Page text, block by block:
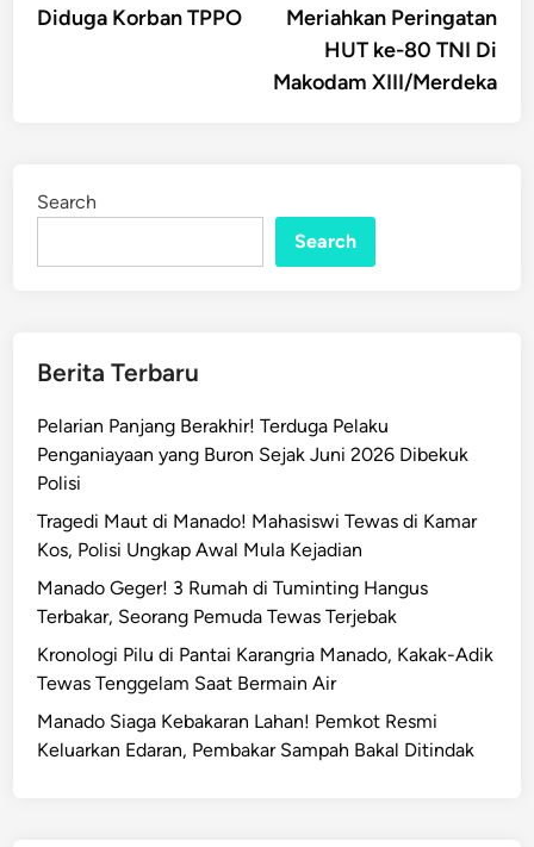
Diduga Korban TPPO
Meriahkan Peringatan
HUT ke-80 TNI Di
Makodam XIII/Merdeka
Search
Search
Berita Terbaru
Pelarian Panjang Berakhir! Terduga Pelaku
Penganiayaan yang Buron Sejak Juni 2026 Dibekuk
Polisi
Tragedi Maut di Manado! Mahasiswi Tewas di Kamar
Kos, Polisi Ungkap Awal Mula Kejadian
Manado Geger! 3 Rumah di Tuminting Hangus
Terbakar, Seorang Pemuda Tewas Terjebak
Kronologi Pilu di Pantai Karangria Manado, Kakak-Adik
Tewas Tenggelam Saat Bermain Air
Manado Siaga Kebakaran Lahan! Pemkot Resmi
Keluarkan Edaran, Pembakar Sampah Bakal Ditindak